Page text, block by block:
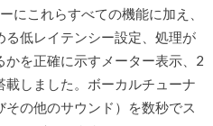
にこれらすべての機能に加え、
る低レイテンシー設定、処理が
かを正確に示すメーター表示、2
しました。ボーカルチューナ
の他のサウンド）を数秒でス